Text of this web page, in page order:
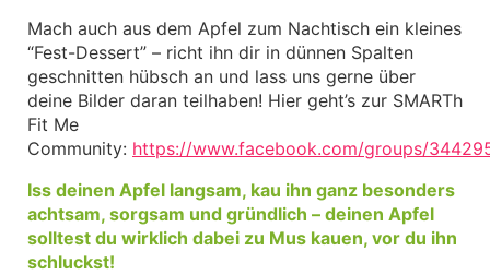
Mach auch aus dem Apfel zum Nachtisch ein kleines
“Fest-Dessert” – richt ihn dir in dünnen Spalten
geschnitten hübsch an und lass uns gerne über
deine Bilder daran teilhaben! Hier geht’s zur SMARTh
Fit Me
Community: https://www.facebook.com/groups/
Iss deinen Apfel langsam, kau ihn ganz besonders
achtsam, sorgsam und gründlich – deinen Apfel
solltest du wirklich dabei zu Mus kauen, vor du ihn
schluckst!